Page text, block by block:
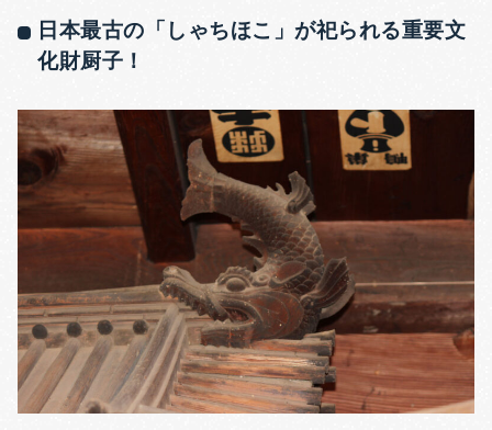
日本最古の「しゃちほこ」が祀られる重要文
化財厨子！